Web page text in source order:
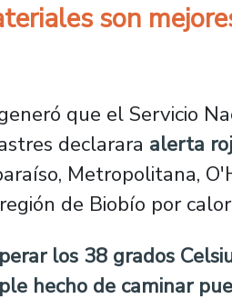
son
que el Servicio
declarara alerta
Metropolitana,
de Biobío por
los 38 grados
hecho de caminar